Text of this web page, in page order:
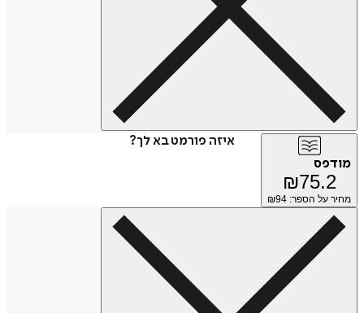
איזה פורמט בא לך?
מודפס
₪75.2
מחיר על הספר: ₪ 94